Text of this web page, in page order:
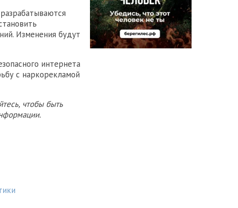
Изменения будут
интернета
с наркорекламой
чтобы быть